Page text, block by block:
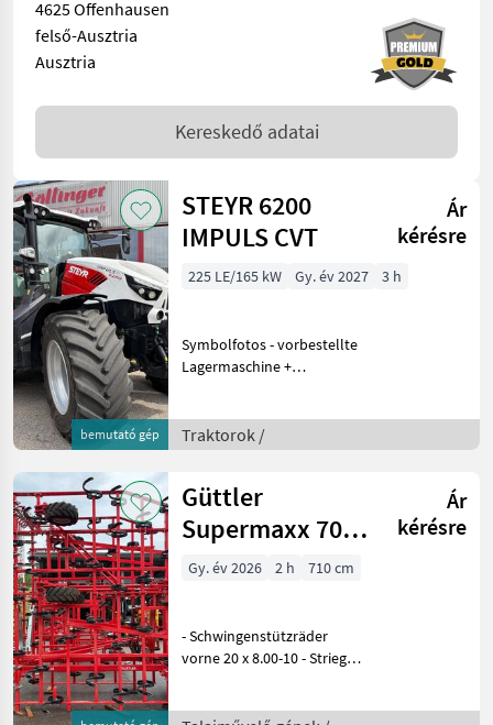
4625 Offenhausen
felső-Ausztria
Ausztria
Kereskedő adatai
bemutató gép
STEYR 6200
IMPULS CVT
Ár
kérésre
225 LE/165 kW Gy. év 2027 3 h
Symbolfotos - vorbestellte
Lagermaschine +
Zweileiter + S-Brake. Die
Funktion ermöglicht ein
Bremsen d
Traktorok /
Güttler
Supermaxx 70-7
HD
Ár
kérésre
Gy. év 2026 2 h 710 cm
- Schwingenstützräder
vorne 20 x 8.00-10 - Striegel